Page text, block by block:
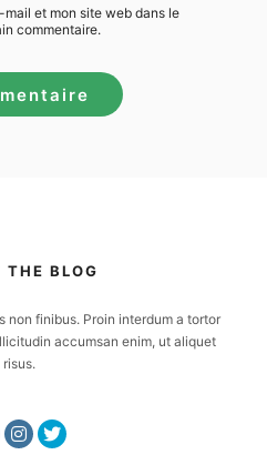
mail et mon site web dans le
commentaire.
THE BLOG
non finibus. Proin interdum a tortor
accumsan enim, ut aliquet
risus.